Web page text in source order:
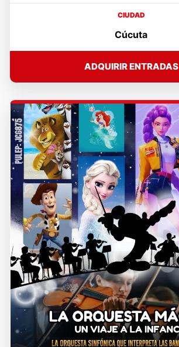
CIUDAD
Cúcuta
ADQUIRIR ENTRADAS